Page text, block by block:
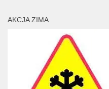
AKCJA ZIMA